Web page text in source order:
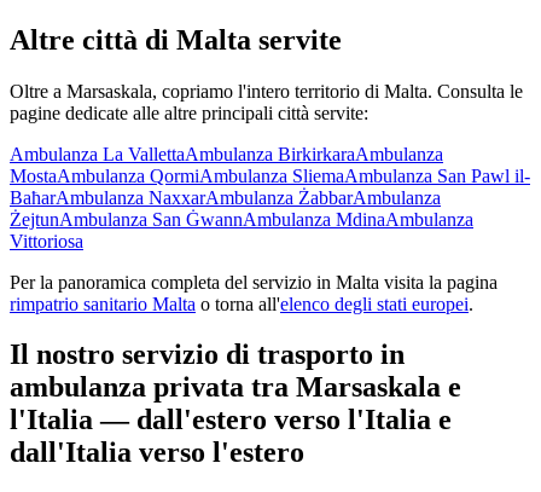
Altre città di Malta servite
Oltre a Marsaskala, copriamo l'intero territorio di Malta. Consulta le
pagine dedicate alle altre principali città servite:
Ambulanza La VallettaAmbulanza BirkirkaraAmbulanza
MostaAmbulanza QormiAmbulanza SliemaAmbulanza San Pawl il-
BaħarAmbulanza NaxxarAmbulanza ŻabbarAmbulanza
ŻejtunAmbulanza San ĠwannAmbulanza MdinaAmbulanza
Vittoriosa
Per la panoramica completa del servizio in Malta visita la pagina
rimpatrio sanitario Malta o torna all'elenco degli stati europei.
Il nostro servizio di trasporto in
ambulanza privata tra Marsaskala e
l'Italia — dall'estero verso l'Italia e
dall'Italia verso l'estero